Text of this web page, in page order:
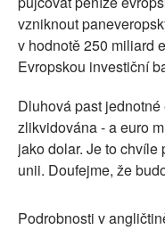
vzniknout
v hodnotě 250 miliard
Evropskou investiční
Dluhová past
zlikvidována - a euro
jako dolar. Je to
unii. Doufejme, že
Podrobnosti v